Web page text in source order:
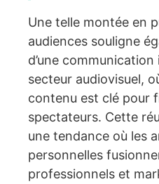
Une telle montée en
audiences souligne
d’une
secteur audiovisuel,
contenu est clé pour
spectateurs. Cette
une tendance où les
personnelles
professionnels et